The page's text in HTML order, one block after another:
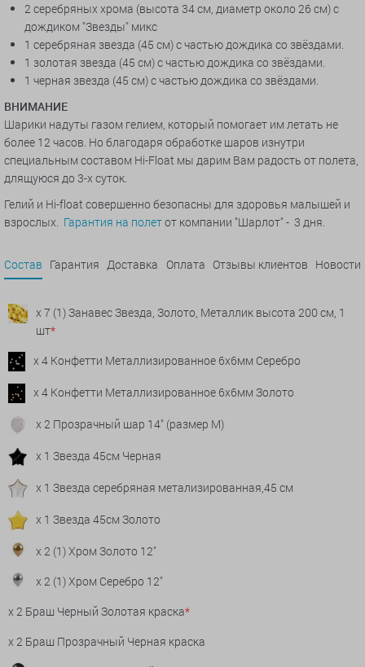
2 серебряных хрома (высота 34 см, диаметр около 26 см) с
дождиком "Звезды" микс
1 серебряная звезда (45 см) с частью дождика со звёздами.
1 золотая звезда (45 см) с частью дождика со звёздами.
1 черная звезда (45 см) с частью дождика со звёздами.
ВНИМАНИЕ
Шарики надуты газом гелием, который помогает им летать не
более 12 часов. Но благодаря обработке шаров изнутри
специальным составом Hi-Float мы дарим Вам радость от полета,
длящуюся до 3-х суток.
Гелий и Hi-float совершенно безопасны для здоровья малышей и
взрослых. Гарантия на полетот компании "Шарлот" - 3 дня.
Состав Гарантия Доставка Оплата Отзывы клиентов Новости
x 7 (1) Занавес Звезда, Золото, Металлик высота 200 см, 1
шт*
x 4 Конфетти Металлизированное 6х6мм Серебро
x 4 Конфетти Металлизированное 6х6мм Золото
x 2 Прозрачный шар 14" (размер М)
x 1 Звезда 45см Черная
x 1 Звезда серебряная метализированная,45 см
x 1 Звезда 45см Золото
x 2 (1) Хром Золото 12"
x 2 (1) Хром Серебро 12"
x 2 Браш Черный Золотая краска*
x 2 Браш Прозрачный Черная краска